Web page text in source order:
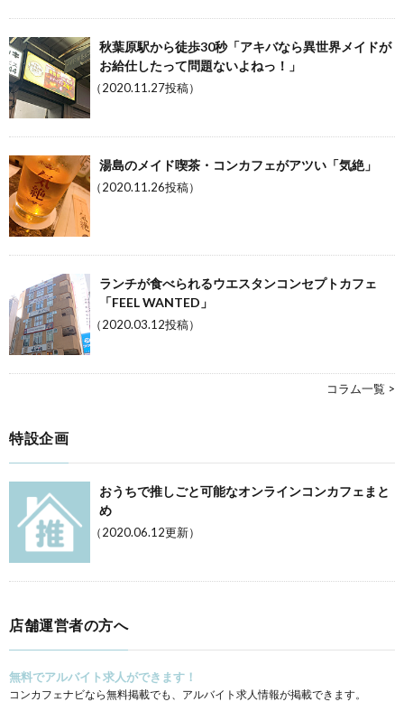
秋葉原駅から徒歩30秒「アキバなら異世界メイドが
お給仕したって問題ないよねっ！」
（2020.11.27投稿）
湯島のメイド喫茶・コンカフェがアツい「気絶」
（2020.11.26投稿）
ランチが食べられるウエスタンコンセプトカフェ
「FEEL WANTED」
（2020.03.12投稿）
コラム一覧 >
特設企画
おうちで推しごと可能なオンラインコンカフェまと
め
（2020.06.12更新）
店舗運営者の方へ
無料でアルバイト求人ができます！
コンカフェナビなら無料掲載でも、アルバイト求人情報が掲載できます。